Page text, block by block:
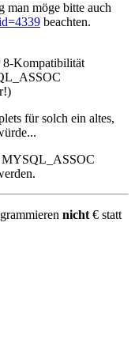
man möge bitte auch
beachten.
8-Kompatibilität
für solch ein altes,
MYSQL_ASSOC
nicht € statt